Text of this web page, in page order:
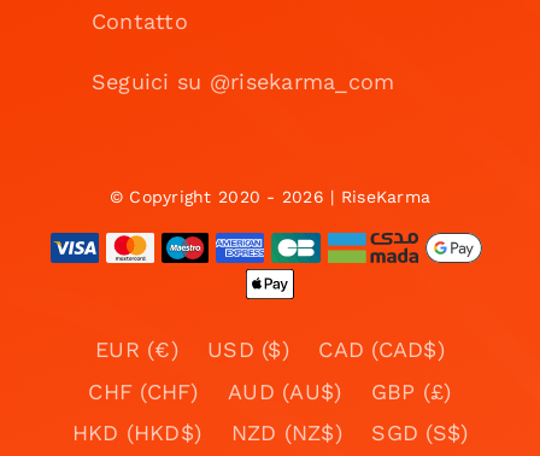
Contatto
Seguici su @risekarma_com
© Copyright 2020 - 2026 | RiseKarma
EUR (€) USD ($)
CAD (CAD$)
CHF (CHF)
AUD (AU$)
GBP (£)
HKD (HKD$)
NZD (NZ$)
SGD (S$)